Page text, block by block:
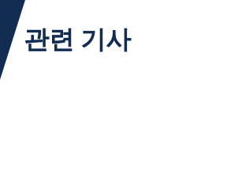
관련 기사